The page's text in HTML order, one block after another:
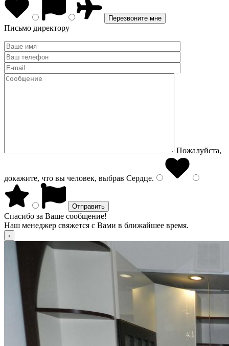
Письмо директору
Пожалуйста,
докажите, что вы человек, выбрав Сердце.
Спасибо за Ваше сообщение!
Наш менеджер свяжется с Вами в ближайшее время.